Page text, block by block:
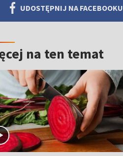
UDOSTĘPNIJ NA FACEBOOKU
na ten temat